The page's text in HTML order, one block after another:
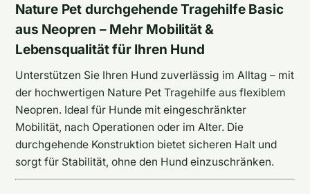
Nature Pet durchgehende Tragehilfe Basic
aus Neopren – Mehr Mobilität &
Lebensqualität für Ihren Hund
Unterstützen Sie Ihren Hund zuverlässig im Alltag – mit
der hochwertigen Nature Pet Tragehilfe aus flexiblem
Neopren. Ideal für Hunde mit eingeschränkter
Mobilität, nach Operationen oder im Alter. Die
durchgehende Konstruktion bietet sicheren Halt und
sorgt für Stabilität, ohne den Hund einzuschränken.